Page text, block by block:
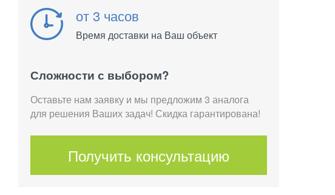
от 3 часов
Время доставки на Ваш объект
Сложности с выбором?
Оставьте нам заявку и мы предложим 3 аналога
для решения Ваших задач! Скидка гарантирована!
Получить консультацию